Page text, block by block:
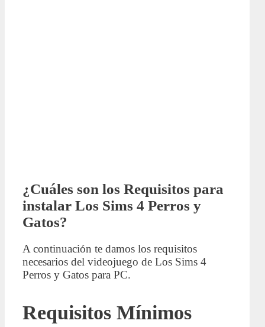
¿Cuáles son los Requisitos para
instalar Los Sims 4 Perros y
Gatos?
A continuación te damos los requisitos
necesarios del videojuego de Los Sims 4
Perros y Gatos para PC.
Requisitos Mínimos